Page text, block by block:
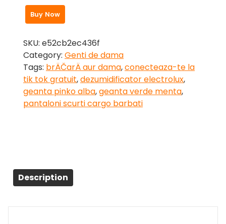
Buy Now
SKU: e52cb2ec436f
Category: Genti de dama
Tags: brÄČarÄ aur dama,conecteaza-te la
tik tok gratuit,dezumidificator electrolux,
geanta pinko alba,geanta verde menta,
pantaloni scurti cargo barbati
Description